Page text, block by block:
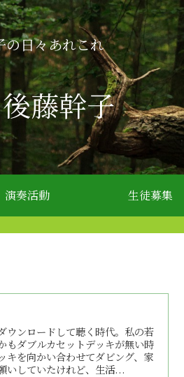
の日々あれこれ
藤幹子
演奏活動 生徒募集
ウンロードして聴く時代。私の若
もダブルカセットデッキが無い時
キを向かい合わせてダビング、家
いしていたけれど、生活...